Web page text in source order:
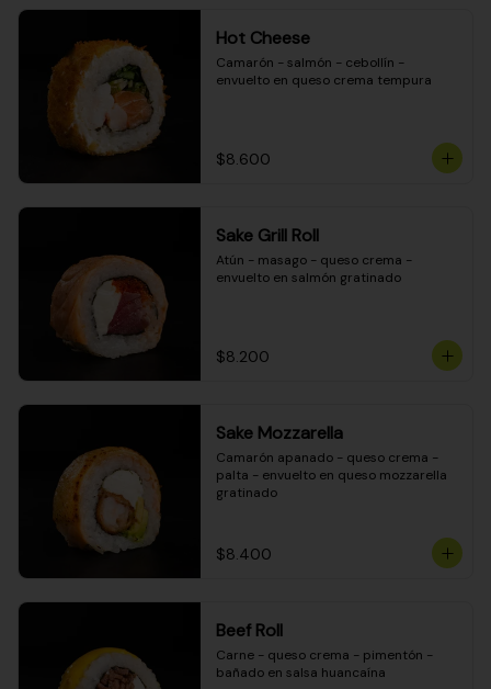
Hot Cheese
Camarón - salmón - cebollín -
envuelto en queso crema tempura
$8.600
Sake Grill Roll
Atún - masago - queso crema -
envuelto en salmón gratinado
$8.200
Sake Mozzarella
Camarón apanado - queso crema -
palta - envuelto en queso mozzarella
gratinado
$8.400
Beef Roll
Carne - queso crema - pimentón -
bañado en salsa huancaína